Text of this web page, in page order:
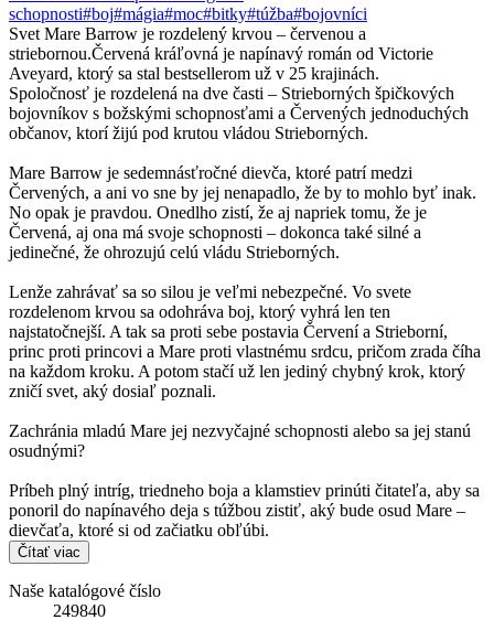
schopnosti#boj#mágia#moc#bitky#túžba#bojovníci
Svet Mare Barrow je rozdelený krvou – červenou a
striebornou.Červená kráľovná je napínavý román od Victorie
Aveyard, ktorý sa stal bestsellerom už v 25 krajinách.
Spoločnosť je rozdelená na dve časti – Strieborných špičkových
bojovníkov s božskými schopnosťami a Červených jednoduchých
občanov, ktorí žijú pod krutou vládou Strieborných.
Mare Barrow je sedemnásťročné dievča, ktoré patrí medzi
Červených, a ani vo sne by jej nenapadlo, že by to mohlo byť inak.
No opak je pravdou. Onedlho zistí, že aj napriek tomu, že je
Červená, aj ona má svoje schopnosti – dokonca také silné a
jedinečné, že ohrozujú celú vládu Strieborných.
Lenže zahrávať sa so silou je veľmi nebezpečné. Vo svete
rozdelenom krvou sa odohráva boj, ktorý vyhrá len ten
najstatočnejší. A tak sa proti sebe postavia Červení a Strieborní,
princ proti princovi a Mare proti vlastnému srdcu, pričom zrada číha
na každom kroku. A potom stačí už len jediný chybný krok, ktorý
zničí svet, aký dosiaľ poznali.
Zachránia mladú Mare jej nezvyčajné schopnosti alebo sa jej stanú
osudnými?
Príbeh plný intríg, triedneho boja a klamstiev prinúti čitateľa, aby sa
ponoril do napínavého deja s túžbou zistiť, aký bude osud Mare –
dievčaťa, ktoré si od začiatku obľúbi.
Čítať viac
Naše katalógové číslo
249840